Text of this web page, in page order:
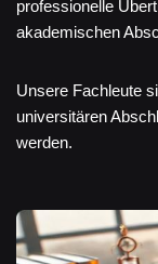
professionelle
akademischen
Unsere Fachleute
universitären
werden.